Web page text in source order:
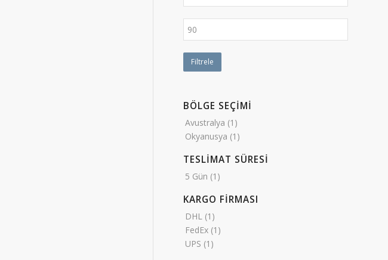
Filtrele
BÖLGE SEÇİMİ
Avustralya (1)
Okyanusya (1)
TESLİMAT SÜRESİ
5 Gün (1)
KARGO FİRMASI
DHL (1)
FedEx (1)
UPS (1)